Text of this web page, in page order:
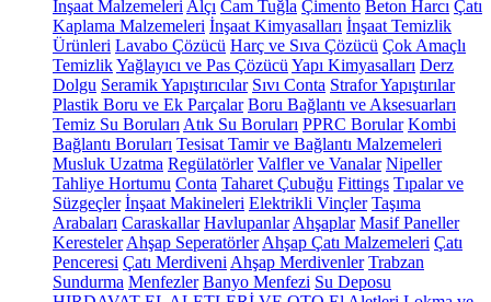
İnşaat Malzemeleri Alçı Cam Tuğla Çimento Beton Harcı Çatı
Kaplama Malzemeleri İnşaat Kimyasalları İnşaat Temizlik
Ürünleri Lavabo Çözücü Harç ve Sıva Çözücü Çok Amaçlı
TemizlikYağlayıcı ve Pas Çözücü Yapı Kimyasalları Derz
Dolgu Seramik Yapıştırıcılar Sıvı Conta Strafor Yapıştırılar
Plastik Boru ve Ek Parçalar Boru Bağlantı ve Aksesuarları
Temiz Su Boruları Atık Su Boruları PPRC Borular Kombi
Bağlantı Boruları Tesisat Tamir ve Bağlantı Malzemeleri
Musluk Uzatma Regülatörler Valfler ve Vanalar Nipeller
Tahliye Hortumu Conta Taharet Çubuğu Fittings Tıpalar ve
Süzgeçler İnşaat Makineleri Elektrikli Vinçler Taşıma
Arabaları Caraskallar Havlupanlar Ahşaplar Masif Paneller
Keresteler Ahşap Seperatörler Ahşap Çatı Malzemeleri Çatı
Penceresi Çatı Merdiveni Ahşap Merdivenler Trabzan
Sundurma Menfezler Banyo Menfezi Su Deposu